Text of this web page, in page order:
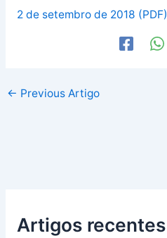
2 de setembro de 2018 (PDF)
← Previous Artigo
Artigos recentes